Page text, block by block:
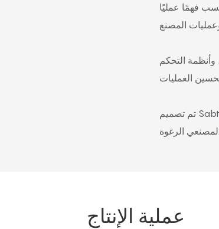
فهمًا عمليًا
وأنظمة التحكم
تم تصميم Sabtech آلة لتبسيط عمليات الإنتاج، وتحسين كفاءة المعدات، وتقليل متطلبات الصيانة
عملية الإنتاج